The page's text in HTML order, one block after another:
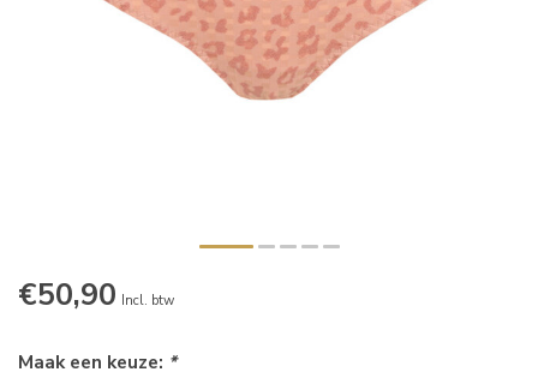
€50,90 Incl. btw
Maak een keuze: *